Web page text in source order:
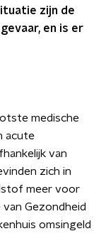
zijn de
en is er
medische
acute
van
zich in
meer voor
Gezondheid
omsingeld